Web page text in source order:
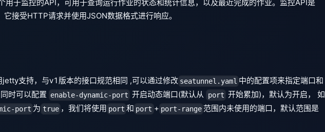
用于监控的API，可用于查询运行作业的状态和统计信息，以及最近完成的作业。监控API是
它接受HTTP请求并使用JSON数据格式进行响应。
支持，与v1版本的接口规范相同 ,可以通过修改 seatunnel.yaml 中的配置项来指定端口和
时可以配置 enable-dynamic-port 开启动态端口(默认从 port 开始累加)，默认为开启， 如
port 为 true ，我们将使用 port 和 port + port-range 范围内未使用的端口，默认范围是